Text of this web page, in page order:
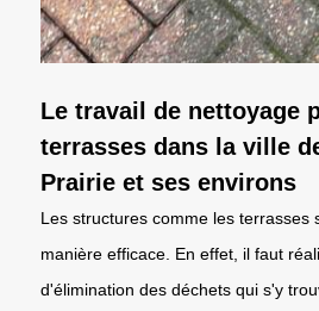
Le travail de nettoyage
terrasses dans la ville
Prairie et ses environs
Les structures comme les terrasses
manière efficace. En effet, il faut
d'élimination des déchets qui s'y